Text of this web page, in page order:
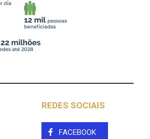
REDES SOCIAIS
FACEBOOK